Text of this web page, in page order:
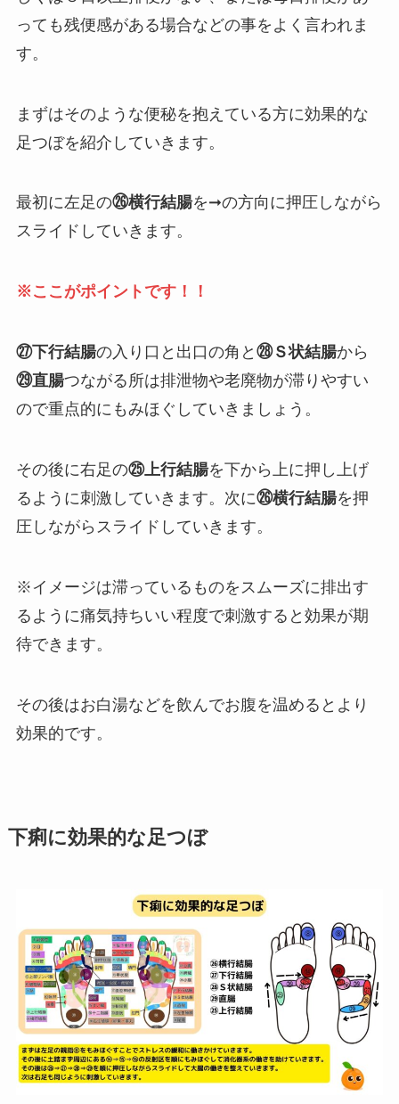
っても残便感がある場合などの事をよく言われま
す。
まずはそのような便秘を抱えている方に効果的な
足つぼを紹介していきます。
最初に左足の㉖横行結腸を➞の方向に押圧しながら
スライドしていきます。
※ここがポイントです！！
㉗下行結腸の入り口と出口の角と ㉘Ｓ状結腸から
㉙直腸つながる所は排泄物や老廃物が滞りやすい
ので重点的にもみほぐしていきましょう。
その後に右足の㉕上行結腸を下から上に押し上げ
るように刺激していきます。次に㉖横行結腸を押
圧しながらスライドしていきます。
※イメージは滞っているものをスムーズに排出す
るように痛気持ちいい程度で刺激すると効果が期
待できます。
その後はお白湯などを飲んでお腹を温めるとより
効果的です。
下痢に効果的な足つぼ